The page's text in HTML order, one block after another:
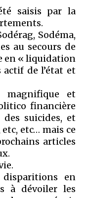
saisis par la
Sodéma,
au secours de
en « liquidation
actif de l’état et
magnifique et
financière
suicides, et
etc… mais ce
articles
en
à dévoiler les